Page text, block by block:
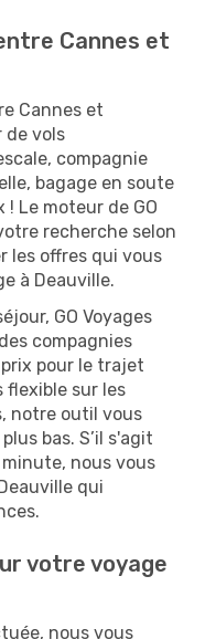
Cannes et
Cannes et
de vols
compagnie
bagage en soute
Le moteur de GO
recherche selon
les offres qui vous
à Deauville.
GO Voyages
compagnies
pour le trajet
flexible sur les
notre outil vous
bas. S’il s'agit
nous vous
qui
votre voyage
nous vous